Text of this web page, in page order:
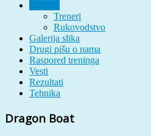
Treneri
Rukovodstvo
Galerija slika
Drugi pišu o nama
Raspored treninga
Vesti
Rezultati
Tehnika
Dragon Boat